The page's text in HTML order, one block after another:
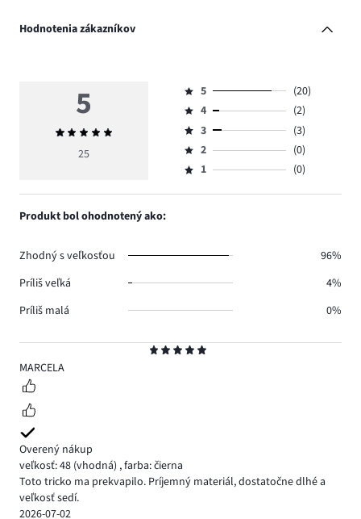
Hodnotenia zákazníkov
5
MARCELA
Overený nákup
veľkosť: 48 (vhodná) ,farba: čierna
Toto tricko ma prekvapilo. Príjemný materiál, dostatočne dlhé a
veľkosť sedí.
2026-07-02
5
Priemerné
hodnotenie
25
Hodnotenie
5,
počet
hlasov
20.
5
(20)
Hodnotenie
4,
počet
hlasov
4
(2)
Hodnotenie
3,
počet
3
(3)
Hodnotenie
2,
2
(0)
Hodnotenie
1,
1 (0)
Produkt bol ohodnotený ako:
Zhodný s veľkosťou
96%
Príliš veľká
4%
Príliš malá
0%